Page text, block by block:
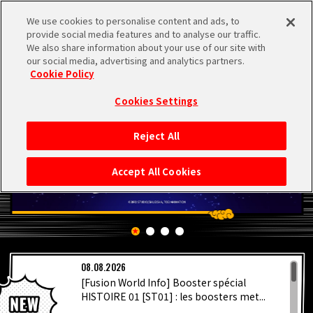
MEN
ACCUEIL
NEWS
À NE PAS MANQUER
VIDÉOS
08.08.2026
[Fusion World Info] Booster spécial
HISTOIRE 01 [ST01] : les boosters met...
We use cookies to personalise content and ads, to
provide social media features and to analyse our traffic.
We also share information about your use of our site with
our social media, advertising and analytics partners.
Cookie Policy
Cookies Settings
Reject All
Accept All Cookies